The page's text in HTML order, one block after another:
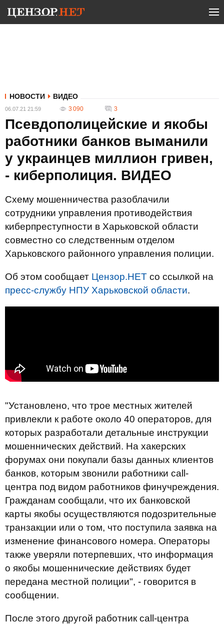
НОВОСТИ ВИДЕО
06.07.21 21:59 3 090 3
Псевдополицейские и якобы
работники банков выманили
у украинцев миллион гривен,
- киберполиция. ВИДЕО
Схему мошенничества разоблачили
сотрудники управления противодействия
киберпреступности в Харьковской области
совместно со следственным отделом
Харьковского районного управления полиции.
Об этом сообщает Цензор.НЕТ со ссылкой на
пресс-службу НПУ Харьковской области.
"Установлено, что трое местных жителей
привлекли к работе около 40 операторов, для
которых разработали детальные инструкции
мошеннических действий. На хакерских
форумах они покупали базы данных клиентов
банков, которым звонили работники call-
центра под видом работников финучреждения.
Гражданам сообщали, что их банковской
карты якобы осуществляются подозрительные
транзакции или о том, что поступила заявка на
изменение финансового номера. Операторы
также уверяли потерпевших, что информация
о якобы мошеннические действиях будет
передана местной полиции", - говорится в
сообщении.
После этого другой работник call-центра